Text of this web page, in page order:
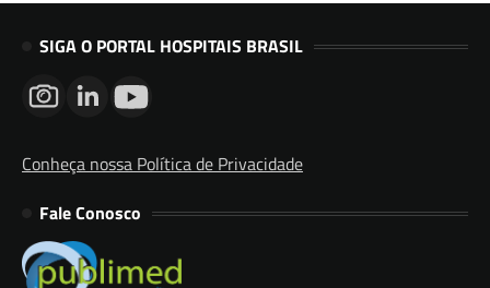
SIGA O PORTAL HOSPITAIS BRASIL
Conheça nossa Política de Privacidade
Fale Conosco